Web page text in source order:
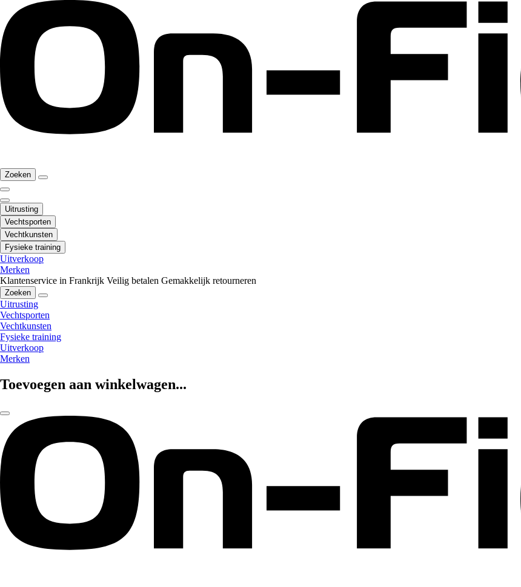
Zoeken
Uitrusting
Vechtsporten
Vechtkunsten
Fysieke training
Uitverkoop
Merken
Klantenservice in Frankrijk Veilig betalen Gemakkelijk retourneren
Zoeken
Uitrusting
Vechtsporten
Vechtkunsten
Fysieke training
Uitverkoop
Merken
Toevoegen aan winkelwagen...